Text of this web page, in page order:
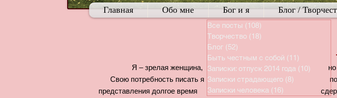
Главная Обо мне Бог и я Блог /
Я – зрелая женщина, но в
Свою потребность писать я помню ещё со
представления долгое время
Все посты (108)
Творчество (18)
Блог (52)
Быть честным с собой (11)
Записки: отпуск 2014 года (10) 10
Записки страдающего (8)
Записки человека (16)